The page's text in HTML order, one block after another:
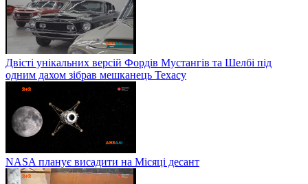
Двісті унікальних версій Фордів Мустангів та Шелбі під
одним дахом зібрав мешканець Техасу
NASA планує висадити на Місяці десант